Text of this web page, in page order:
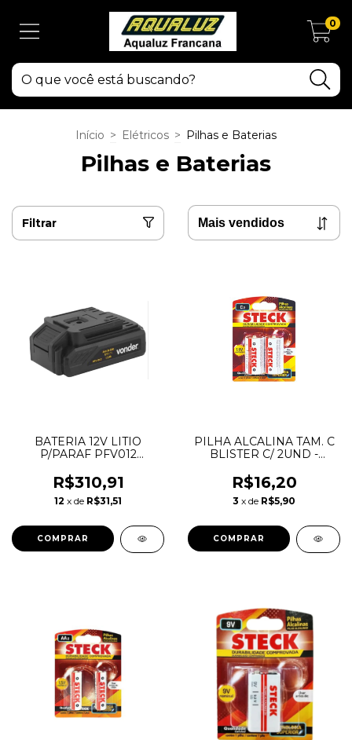
0
Início > Elétricos > Pilhas e Baterias
Pilhas e Baterias
Filtrar
BATERIA 12V LITIO
P/PARAF PFV012
R$310,91
12 x de R$31,51
PILHA ALCALINA TAM. C
BLISTER C/ 2UND -
R$16,20
3 x de R$5,90